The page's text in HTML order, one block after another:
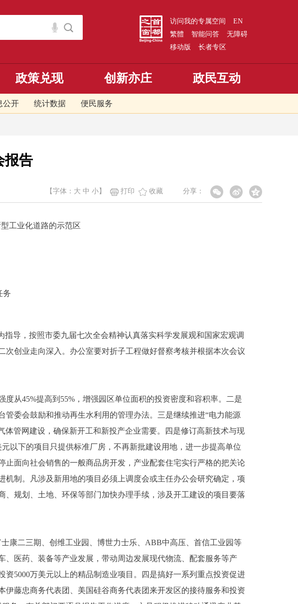
访问我的专属空间
EN
繁體
智能问答
无障碍
移动版
长者专区
公开 统计数据 便民服务
政策兑现 创新亦庄 政民互动
报告
分享：
【字体： 大 中 小 】 打印 收藏
工业化道路的示范区
务
导，按照市委九届七次全会精神认真落实科学发展观和国家宏观调
创业走向深入。办公室要对折子工程做好督察考核并根据本次会议
45%提高到55%，增强园区单位面积的投资密度和容积率。二是
委会鼓励和推动再生水利用的管理办法。三是继续推进“电力能源
管网建设，确保新开工和新投产企业需要。四是修订高新技术与现
以下的项目只提供标准厂房，不再新批建设用地，进一步提高单位
面向社会销售的一般商品房开发，产业配套住宅实行严格的把关论
制。凡涉及新用地的项目必须上调度会或主任办公会研究确定，项
规划、土地、环保等部门加快办理手续，涉及开工建设的项目要落
二三期、创维工业园、博世力士乐、ABB中高压、首信工业园等
医药、装备等产业发展，带动周边发展现代物流、配套服务等产
5000万美元以上的精品制造业项目。四是搞好一系列重点投资促进
藤忠商务代表团、美国硅谷商务代表团来开发区的接待服务和投资